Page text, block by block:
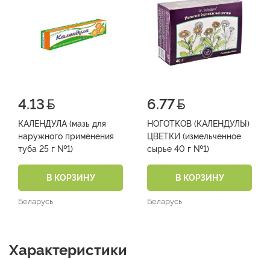
4.13
КАЛЕНДУЛА (мазь для
наружного применения
туба 25 г №1)
В КОРЗИНУ
Беларусь
6.77
НОГОТКОВ (КАЛЕНДУЛЫ)
ЦВЕТКИ (измельченное
сырье 40 г №1)
В КОРЗИНУ
Беларусь
Характеристики